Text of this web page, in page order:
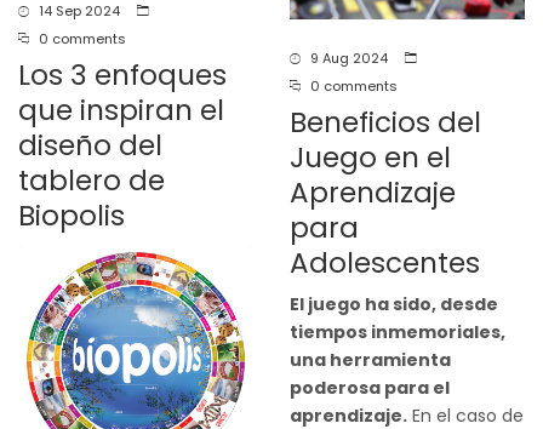
14 Sep 2024
0 comments
Los 3 enfoques
que inspiran el
diseño del
tablero de
Biopolis
9 Aug 2024
0 comments
Beneficios del
Juego en el
Aprendizaje
para
Adolescentes
El juego ha sido, desde
tiempos inmemoriales,
una herramienta
poderosa para el
aprendizaje. En el caso de